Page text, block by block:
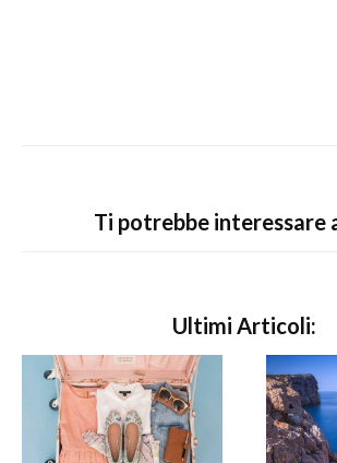
Ti potrebbe interessare
Ultimi Articoli: